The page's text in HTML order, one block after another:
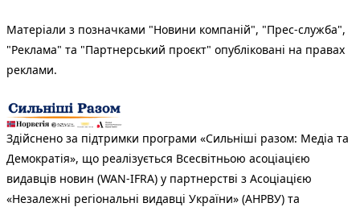
Матеріали з позначками "Новини компаній", "Прес-служба",
"Реклама" та "Партнерський проєкт" опубліковані на правах
реклами.
Здійснено за підтримки програми «Сильніші разом: Медіа та
Демократія», що реалізується Всесвітньою асоціацією
видавців новин (WAN-IFRA) у партнерстві з Асоціацією
«Незалежні регіональні видавці України» (АНРВУ) та